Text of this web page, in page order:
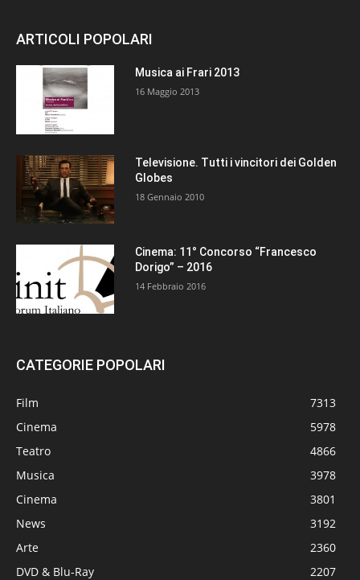
ARTICOLI POPOLARI
Musica ai Frari 2013
16 Maggio 2013
Televisione. Tutti i vincitori dei Golden
Globes
18 Gennaio 2010
Cinema: 11° Concorso “Francesco
Dorigo” – 2016
14 Febbraio 2016
CATEGORIE POPOLARI
Film
7313
Cinema
5978
Teatro
4866
Musica
3978
Cinema
3801
News
3192
Arte
2360
DVD & Blu-Ray
2207